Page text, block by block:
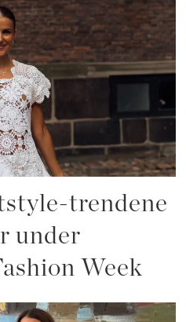
trendene
under
Week